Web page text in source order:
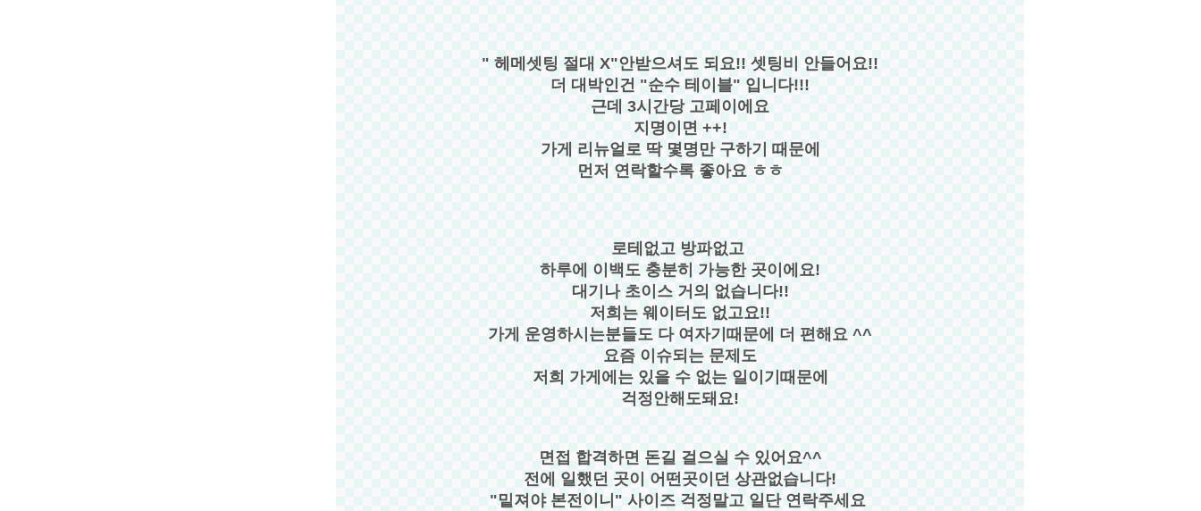
" 헤메셋팅 절대 X"안받으셔도 되요!! 셋팅비 안들어요!!
더 대박인건 "순수 테이블" 입니다!!!
근데 3시간당 고페이에요
지명이면 ++!
가게 리뉴얼로 딱 몇명만 구하기 때문에
먼저 연락할수록 좋아요 ㅎㅎ
로테없고 방파없고
하루에 이백도 충분히 가능한 곳이에요!
대기나 초이스 거의 없습니다!!
저희는 웨이터도 없고요!!
가게 운영하시는분들도 다 여자기때문에 더 편해요 ^^
요즘 이슈되는 문제도
저희 가게에는 있을 수 없는 일이기때문에
걱정안해도돼요!
면접 합격하면 돈길 걸으실 수 있어요^^
전에 일했던 곳이 어떤곳이던 상관없습니다!
"밑져야 본전이니" 사이즈 걱정말고 일단 연락주세요